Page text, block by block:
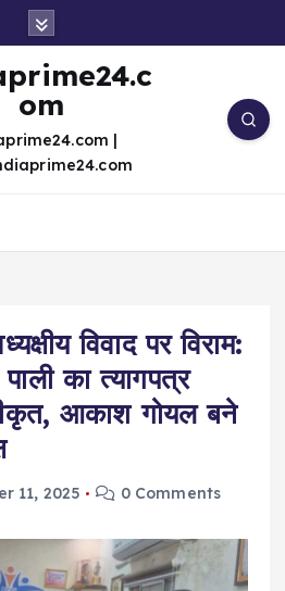
om
|
विवाद पर विराम:
का त्यागपत्र
आकाश गोयल बने
11, 2025 0 Comments